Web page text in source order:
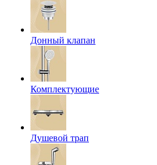
Донный клапан
Комплектующие
Душевой трап